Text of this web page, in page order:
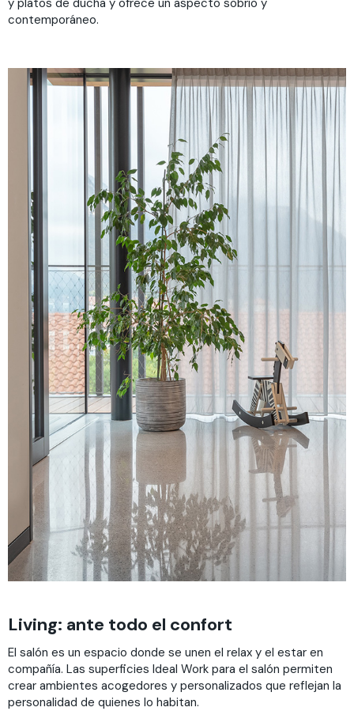
contemporáneo.
Living: ante todo el confort
El salón es un espacio donde se unen el relax y el estar en
compañía. Las superficies Ideal Work para el salón permiten
crear ambientes acogedores y personalizados que reflejan la
personalidad de quienes lo habitan.